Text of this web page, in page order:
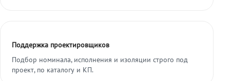
Поддержка проектировщиков
Подбор номинала, исполнения и изоляции строго под
проект, по каталогу и КП.